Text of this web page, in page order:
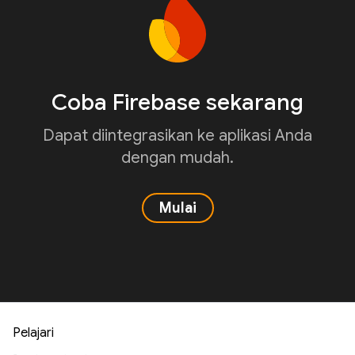
Coba Firebase sekarang
Dapat diintegrasikan ke aplikasi Anda
dengan mudah.
Mulai
Pelajari